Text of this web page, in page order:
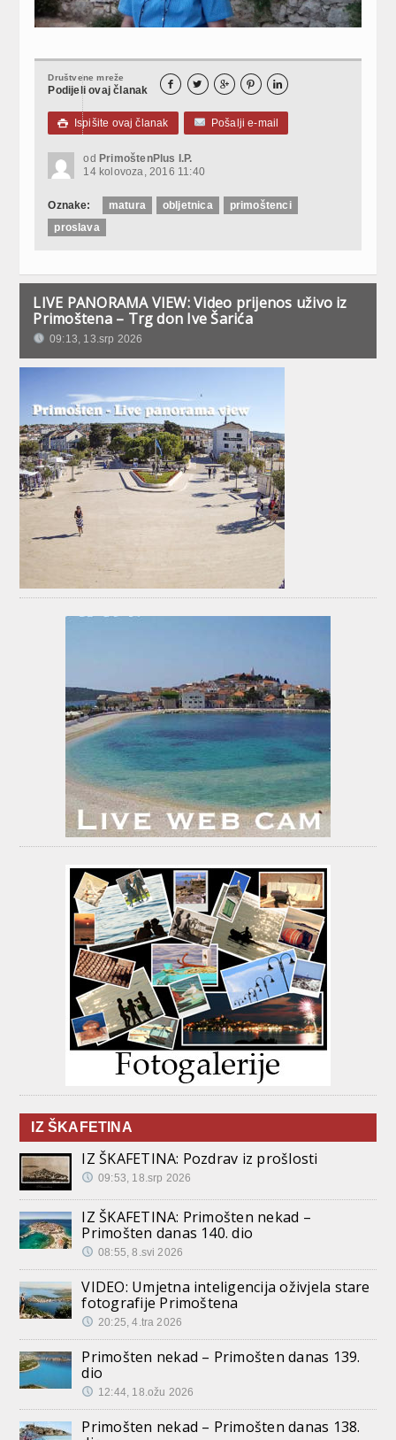
Društvene mreže
Podijeli ovaj članak     
 Ispišite ovaj članak Pošalji e-mail
od PrimoštenPlus I.P.
14 kolovoza, 2016 11:40
Oznake: matura obljetnica
primoštenci
proslava
LIVE PANORAMA VIEW: Video prijenos uživo iz
Primoštena – Trg don Ive Šarića
09:13, 13.srp 2026
IZ ŠKAFETINA
IZ ŠKAFETINA: Pozdrav iz prošlosti
09:53, 18.srp 2026
IZ ŠKAFETINA: Primošten nekad –
Primošten danas 140. dio
08:55, 8.svi 2026
VIDEO: Umjetna inteligencija oživjela stare
fotografije Primoštena
20:25, 4.tra 2026
Primošten nekad – Primošten danas 139.
dio
12:44, 18.ožu 2026
Primošten nekad – Primošten danas 138.